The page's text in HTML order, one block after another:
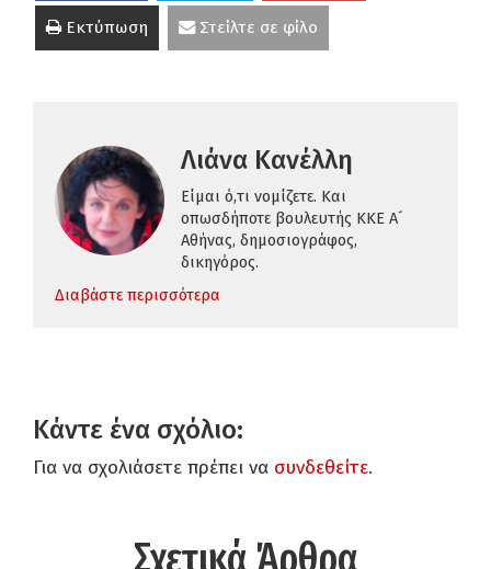
Εκτύπωση Στείλτε σε φίλο
Λιάνα Κανέλλη
Είμαι ό,τι νομίζετε. Και
οπωσδήποτε βουλευτής ΚΚΕ Α´
Αθήνας, δημοσιογράφος,
δικηγόρος.
Διαβάστε περισσότερα
Κάντε ένα σχόλιο:
Για να σχολιάσετε πρέπει να συνδεθείτε.
Σχετικά Άρθρα